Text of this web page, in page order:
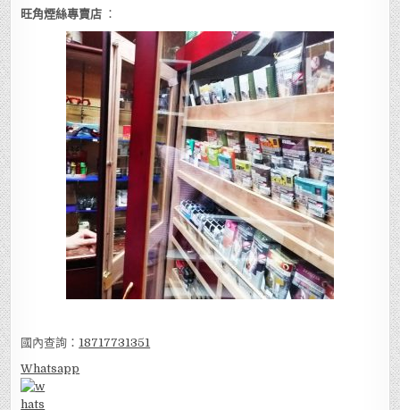
旺角煙絲專賣店 ：
國內查詢： 18717731351
Whatsapp